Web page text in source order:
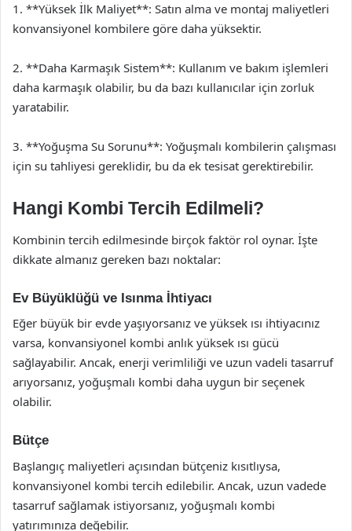
1. **Yüksek İlk Maliyet**: Satın alma ve montaj maliyetleri
konvansiyonel kombilere göre daha yüksektir.
2. **Daha Karmaşık Sistem**: Kullanım ve bakım işlemleri
daha karmaşık olabilir, bu da bazı kullanıcılar için zorluk
yaratabilir.
3. **Yoğuşma Su Sorunu**: Yoğuşmalı kombilerin çalışması
için su tahliyesi gereklidir, bu da ek tesisat gerektirebilir.
Hangi Kombi Tercih Edilmeli?
Kombinin tercih edilmesinde birçok faktör rol oynar. İşte
dikkate almanız gereken bazı noktalar:
Ev Büyüklüğü ve Isınma İhtiyacı
Eğer büyük bir evde yaşıyorsanız ve yüksek ısı ihtiyacınız
varsa, konvansiyonel kombi anlık yüksek ısı gücü
sağlayabilir. Ancak, enerji verimliliği ve uzun vadeli tasarruf
arıyorsanız, yoğuşmalı kombi daha uygun bir seçenek
olabilir.
Bütçe
Başlangıç maliyetleri açısından bütçeniz kısıtlıysa,
konvansiyonel kombi tercih edilebilir. Ancak, uzun vadede
tasarruf sağlamak istiyorsanız, yoğuşmalı kombi
yatırımınıza değebilir.